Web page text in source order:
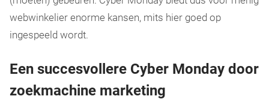
webwinkelier enorme kansen, mits hier goed op
ingespeeld wordt.
Een succesvollere Cyber Monday door
zoekmachine marketing